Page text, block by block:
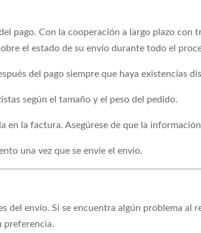
pago. Con la cooperación a largo plazo
el estado de su envío durante todo el
del pago siempre que haya existencias
según el tamaño y el peso del pedido.
en la factura. Asegúrese de que la
una vez que se envíe el envío.
del envío. Si se encuentra algún problema al
preferencia.